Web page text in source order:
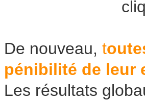
De nouveau, t
pénibilité de leur
Les résultats